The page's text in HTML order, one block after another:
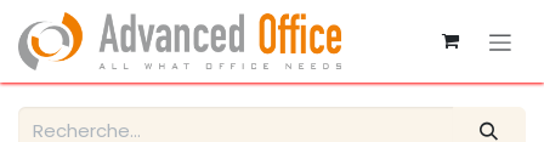
Se rendre au contenu